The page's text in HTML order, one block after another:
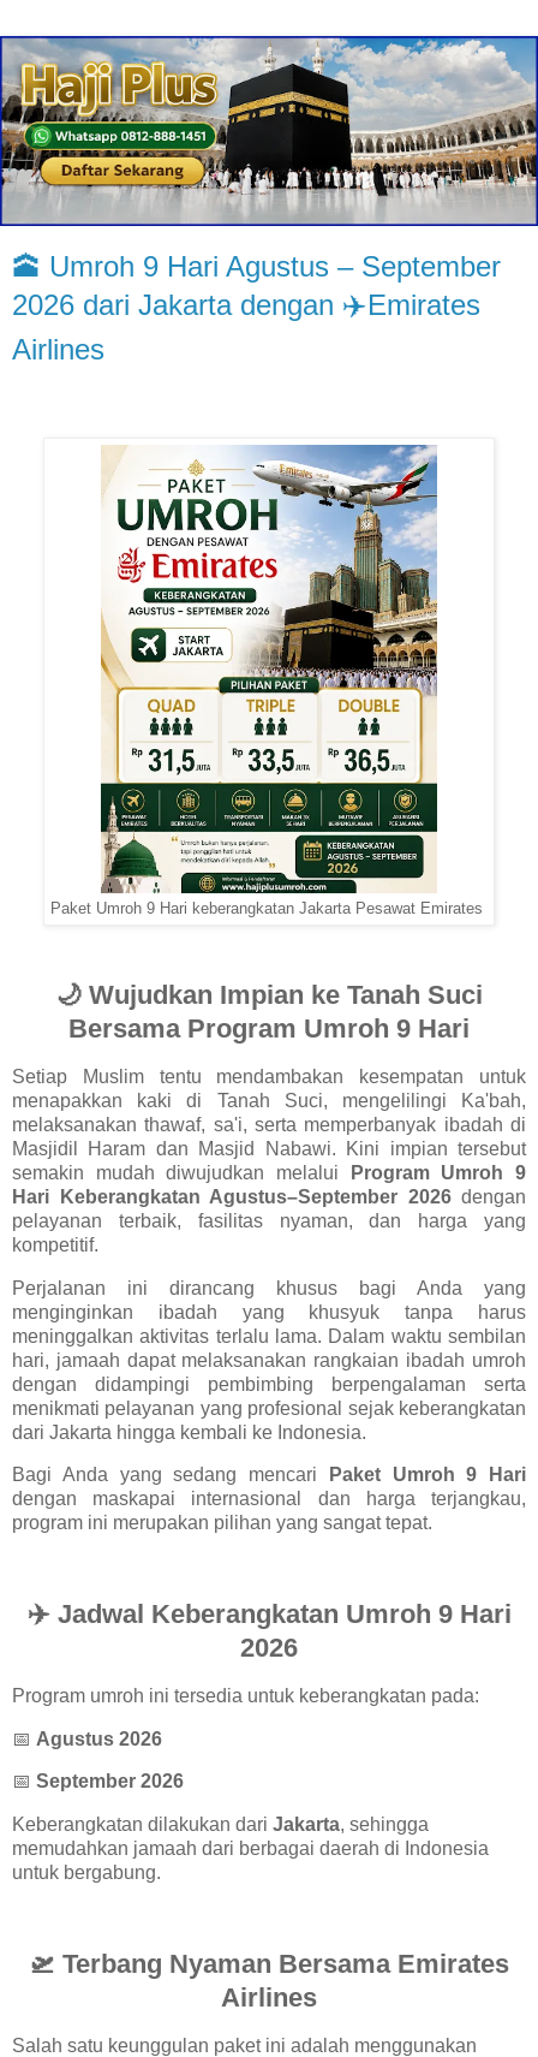
🕋 Umroh 9 Hari Agustus – September
2026 dari Jakarta dengan ✈️Emirates
Airlines
Paket Umroh 9 Hari keberangkatan Jakarta Pesawat Emirates
🌙 Wujudkan Impian ke Tanah Suci
Bersama Program Umroh 9 Hari
Setiap Muslim tentu mendambakan kesempatan untuk
menapakkan kaki di Tanah Suci, mengelilingi Ka'bah,
melaksanakan thawaf, sa'i, serta memperbanyak ibadah di
Masjidil Haram dan Masjid Nabawi. Kini impian tersebut
semakin mudah diwujudkan melalui
Program Umroh 9
Hari Keberangkatan Agustus–September 2026dengan
pelayanan terbaik, fasilitas nyaman, dan harga yang
kompetitif.
Perjalanan ini dirancang khusus bagi Anda yang
menginginkan ibadah yang khusyuk tanpa harus
meninggalkan aktivitas terlalu lama. Dalam waktu sembilan
hari, jamaah dapat melaksanakan rangkaian ibadah umroh
dengan didampingi pembimbing berpengalaman serta
menikmati pelayanan yang profesional sejak keberangkatan
dari Jakarta hingga kembali ke Indonesia.
Bagi Anda yang sedang mencari
Paket Umroh 9 Hari
dengan maskapai internasional dan harga terjangkau,
program ini merupakan pilihan yang sangat tepat.
✈️ Jadwal Keberangkatan Umroh 9 Hari
2026
Program umroh ini tersedia untuk keberangkatan pada:
📅 Agustus 2026
📅 September 2026
Keberangkatan dilakukan dari Jakarta, sehingga
memudahkan jamaah dari berbagai daerah di Indonesia
untuk bergabung.
🛫 Terbang Nyaman Bersama Emirates
Airlines
Salah satu keunggulan paket ini adalah menggunakan